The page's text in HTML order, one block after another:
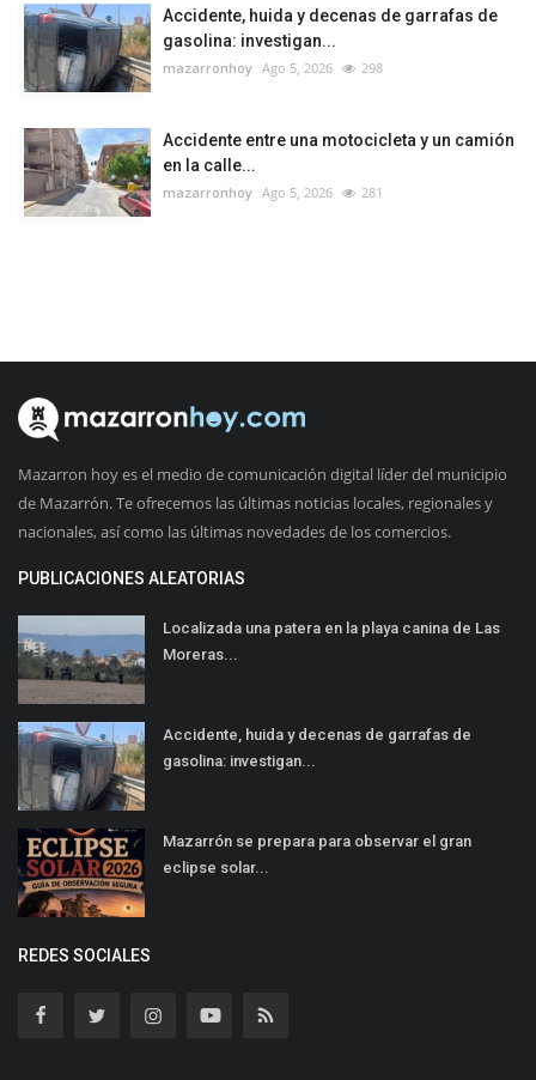
Accidente, huida y decenas de garrafas de
gasolina: investigan...
mazarronhoy Ago 5, 2026 298
Accidente entre una motocicleta y un camión
en la calle...
mazarronhoy Ago 5, 2026 281
Mazarron hoy es el medio de comunicación digital líder del municipio
de Mazarrón. Te ofrecemos las últimas noticias locales, regionales y
nacionales, así como las últimas novedades de los comercios.
PUBLICACIONES ALEATORIAS
Localizada una patera en la playa canina de Las
Moreras...
Accidente, huida y decenas de garrafas de
gasolina: investigan...
Mazarrón se prepara para observar el gran
eclipse solar...
REDES SOCIALES